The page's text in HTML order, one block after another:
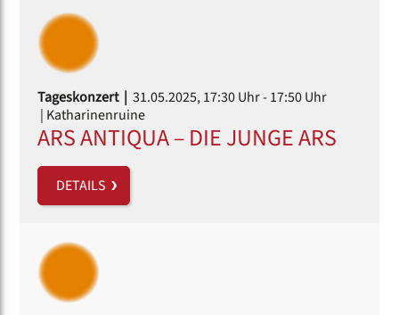
Tageskonzert | 31.05.2025, 17:30 Uhr- 17:50 Uhr
| Katharinenruine
ARS ANTIQUA – DIE JUNGE ARS
DETAILS